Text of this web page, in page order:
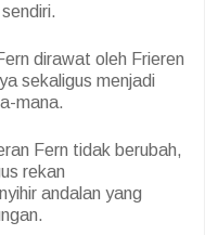
dirawat oleh Frieren
sekaligus menjadi
mana.
Fern tidak berubah,
rekan
andalan yang